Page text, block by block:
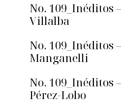
No. 109_Inéditos
Villalba
No. 109_Inéditos
Manganelli
No. 109_Inéditos
Pérez-Lobo